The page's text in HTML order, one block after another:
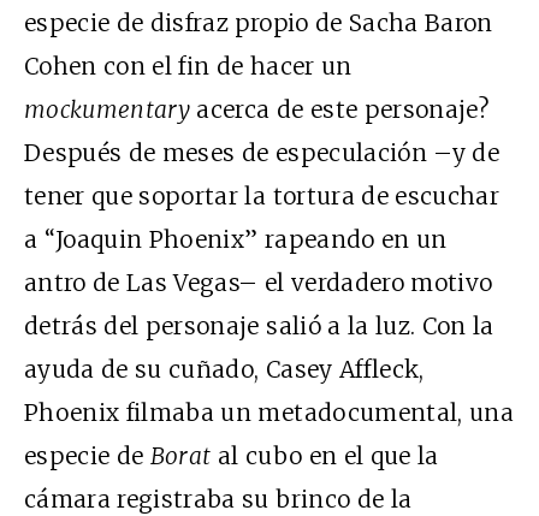
especie de disfraz propio de Sacha Baron
Cohen con el fin de hacer un
mockumentary acerca de este personaje?
Después de meses de especulación –y de
tener que soportar la tortura de escuchar
a “Joaquin Phoenix” rapeando en un
antro de Las Vegas– el verdadero motivo
detrás del personaje salió a la luz. Con la
ayuda de su cuñado, Casey Affleck,
Phoenix filmaba un metadocumental, una
especie de Borat al cubo en el que la
cámara registraba su brinco de la